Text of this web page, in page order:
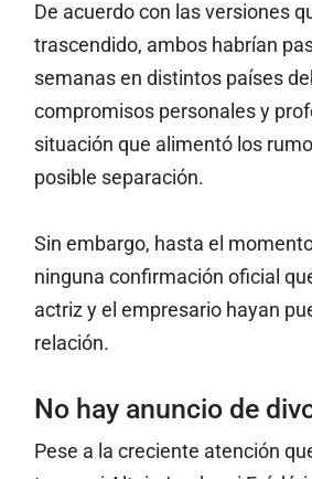
De acuerdo con las versiones
trascendido, ambos habrían
semanas en distintos países
compromisos personales y
situación que alimentó los
posible separación.
Sin embargo, hasta el
ninguna confirmación oficial
actriz y el empresario hayan
relación.
No hay anuncio de
Pese a la creciente atención